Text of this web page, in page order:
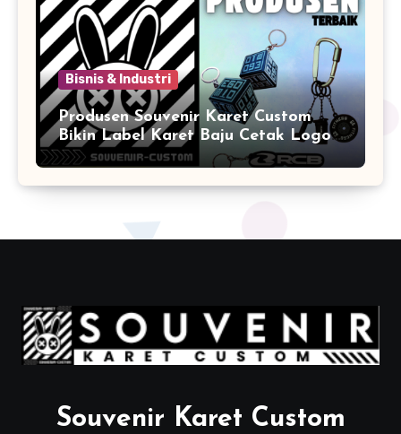
Bisnis & Industri
Produsen Souvenir Karet Custom
Bikin Label Karet Baju Cetak Logo
Karet Sintetis
Souvenir Karet Custom